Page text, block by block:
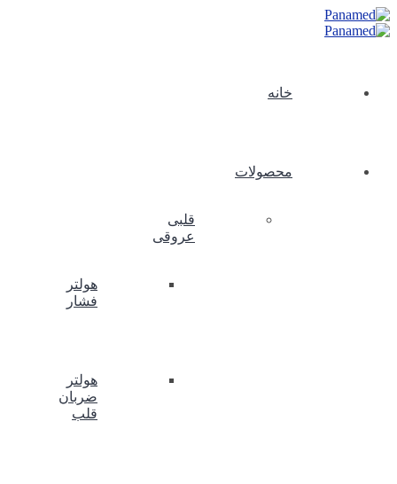
خانه
محصولات
قلبی
عروقی
هولتر
فشار
هولتر
ضربان
قلب